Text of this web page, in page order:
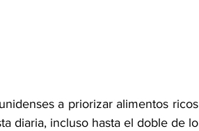
a priorizar alimentos ricos
diaria, incluso hasta el doble de lo